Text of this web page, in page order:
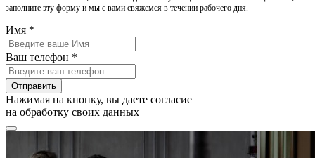
заполните эту форму и мы с вами свяжемся в течении рабочего дня.
Имя *
Ваш телефон *
Отправить
Нажимая на кнопку, вы даете согласие
на обработку своих данных